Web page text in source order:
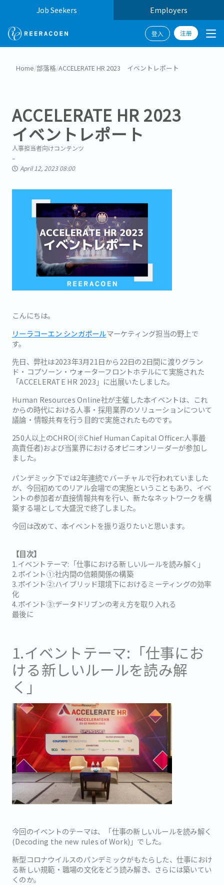
Job Seekers Employers
登入 注册
Home/部落格/ACCELERATE HR 2023 イベントレポート
ACCELERATE HR 2023
イベントレポート
人事担当者向けコンテンツ
April 12, 2023 08:00
こんにちは。
リーラコーエン シンガポールマーケティング担当の野上で
す。
先日、弊社は2023年3月21日から22日の2日間に渡りグラン
ド・コプソーン・ウォーターフロントホテルにて実施された
「ACCELERATE HR 2023」に出展いたしました。
Human Resources Online社が主催した本イベントは、これ
からの時代における人事・採用業界のソリューションについて
議論・情報共有を行う目的で実施されたものです。
250人以上のCHRO(※Chief Human Capital Officer:人事最
高責任者)および当業界におけるオピニオンリーダーが参加し
ました。
パンデミック下では2年連続でバーチャルで行われていました
が、今回初めてのリアル会場での実施ということもあり、イベ
ントの参加者が直接情報共有を行い、新たなネットワークを構
築する場として大盛況で終了しました。
今回は改めて、本イベントを振り返りたいと思います。
【目次】
1.イベントテーマ:「仕事における新しいルールを読み解く」
2.ポイント①:社内間の信頼関係の構築
3.ポイント②:ハイブリッド環境下におけるミーティングの効率
化
4.ポイント③:データドリブンの考え方を取り入れる
最後に
1.イベントテーマ:「仕事にお
ける新しいルールを読み解
く」
今回のイベントのテーマは、「仕事の新しいルールを読み解く
(Decoding the new rules of Work)」でした。
新型コロナウイルスのパンデミックがもたらした、仕事におけ
る新しい規範・職場の文化をどう読み解き、さらには築いてい
くのか。